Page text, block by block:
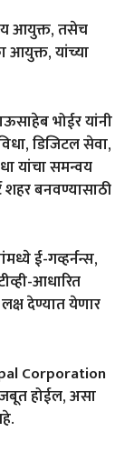
आयुक्त, तसेच
आयुक्त, यांच्या
भोईर यांनी
डिजिटल सेवा,
यांचा समन्वय
शहर बनवण्यासाठी
ई-गव्हर्नन्स,
आधारित
देण्यात येणार
Corporation
होईल, असा